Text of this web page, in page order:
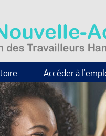
Accéder à